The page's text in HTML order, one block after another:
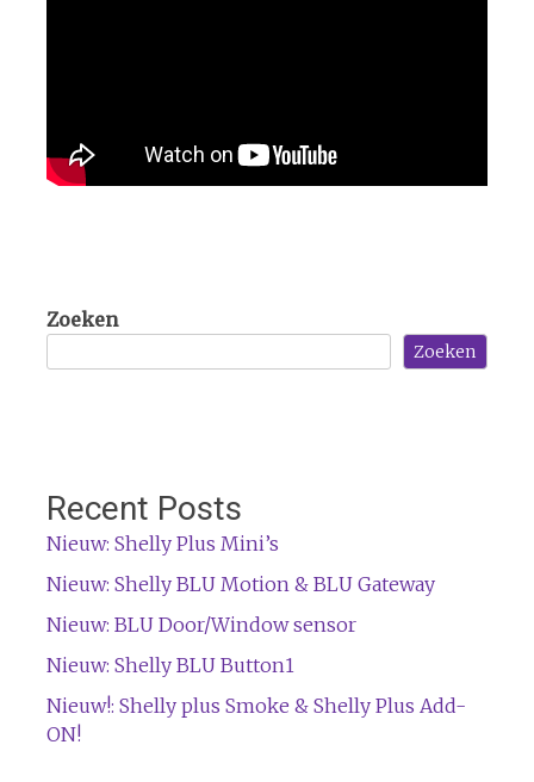
Zoeken
Zoeken
Recent Posts
Nieuw: Shelly Plus Mini’s
Nieuw: Shelly BLU Motion & BLU Gateway
Nieuw: BLU Door/Window sensor
Nieuw: Shelly BLU Button1
Nieuw!: Shelly plus Smoke & Shelly Plus Add-
ON!